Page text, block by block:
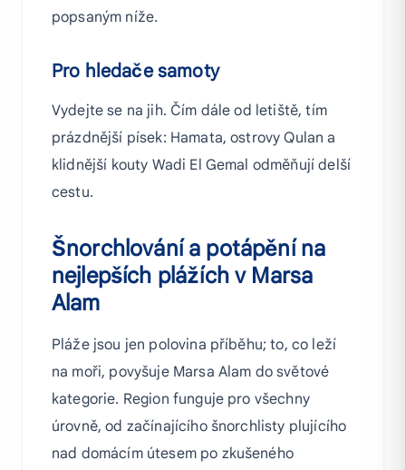
popsaným níže.
Pro hledače samoty
Vydejte se na jih. Čím dále od letiště, tím
prázdnější písek: Hamata, ostrovy Qulan a
klidnější kouty Wadi El Gemal odměňují delší
cestu.
Šnorchlování a potápění na
nejlepších plážích v Marsa
Alam
Pláže jsou jen polovina příběhu; to, co leží
na moři, povyšuje Marsa Alam do světové
kategorie. Region funguje pro všechny
úrovně, od začínajícího šnorchlisty plujícího
nad domácím útesem po zkušeného